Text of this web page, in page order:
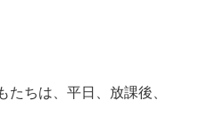
たちは、平日、放課後、